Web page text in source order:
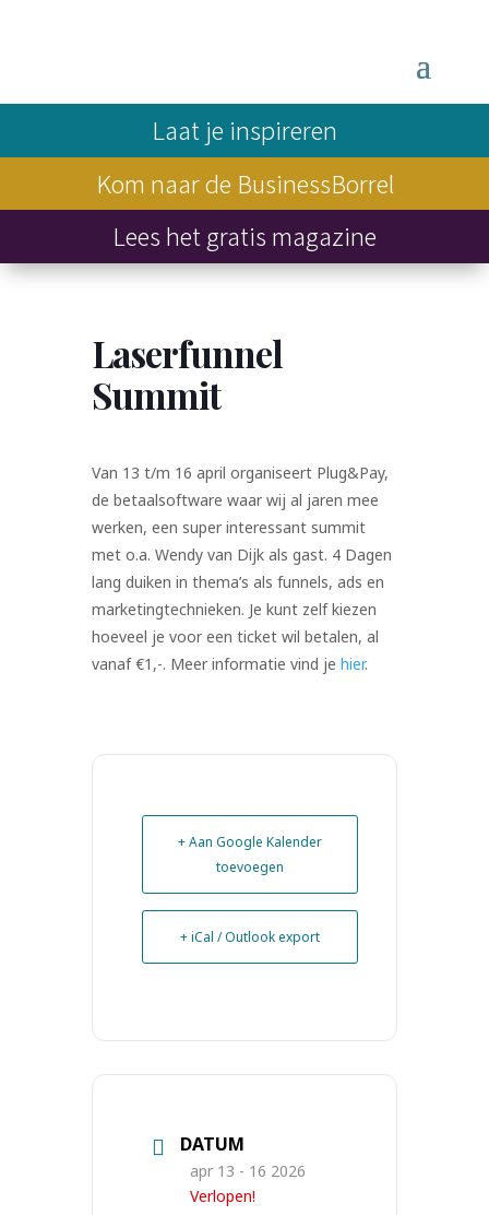
Laat je inspireren
Kom naar de BusinessBorrel
Lees het gratis magazine
Laserfunnel
Summit
Van 13 t/m 16 april organiseert Plug&Pay,
de betaalsoftware waar wij al jaren mee
werken, een super interessant summit
met o.a. Wendy van Dijk als gast. 4 Dagen
lang duiken in thema’s als funnels, ads en
marketingtechnieken. Je kunt zelf kiezen
hoeveel je voor een ticket wil betalen, al
vanaf €1,-. Meer informatie vind je hier.
+ Aan Google Kalender
toevoegen
+ iCal / Outlook export
DATUM
apr 13 - 16 2026
Verlopen!